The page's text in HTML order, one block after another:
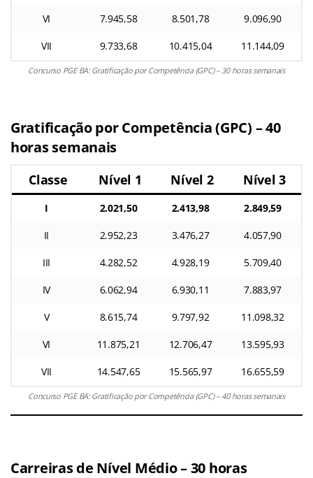
VI 7.945,58 8.501,78 9.096,90
VII 9.733,68 10.415,04 11.144,09
Concurso PGE BA: Gratificação por Competência (GPC) – 30 horas semanais
Gratificação por Competência (GPC) – 40
horas semanais
Classe Nível 1 Nível 2 Nível 3
I 2.021,50 2.413,98 2.849,59
II 2.952,23 3.476,27 4.057,90
III 4.282,52 4.928,19 5.709,40
IV 6.062,94 6.930,11 7.883,97
V 8.615,74 9.797,92 11.098,32
VI 11.875,21 12.706,47 13.595,93
VII 14.547,65 15.565,97 16.655,59
Concurso PGE BA: Gratificação por Competência (GPC) – 40 horas semanais
Carreiras de Nível Médio – 30 horas